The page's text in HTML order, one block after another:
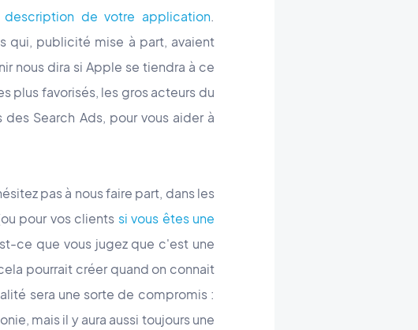
description de votre application.
qui, publicité mise à part, avaient
nous dira si Apple se tiendra à ce
plus favorisés, les gros acteurs du
Search Ads, pour vous aider à
pas à nous faire part, dans les
pour vos clients si vous êtes une
ce que vous jugez que c'est une
pourrait créer quand on connait
sera une sorte de compromis :
mais il y aura aussi toujours une